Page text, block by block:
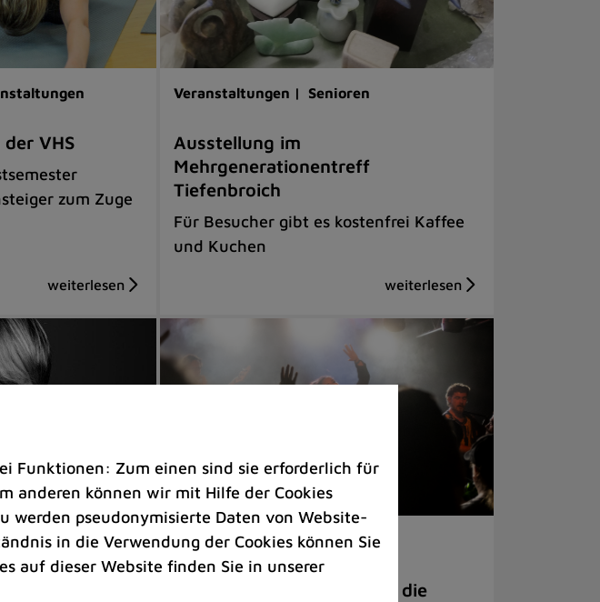
VHS
zum Zuge
Veranstaltungen | Senioren
Ausstellung im
Mehrgenerationentreff
Tiefenbroich
Für Besucher gibt es kostenfrei Kaffee
und Kuchen
Veranstaltungen
„Manege Madness“ bringt die
Funktionen: Zum einen sind sie erforderlich für
anderen können wir mit Hilfe der Cookies
werden pseudonymisierte Daten von Website-
in die Verwendung der Cookies können Sie
auf dieser Website finden Sie in unserer